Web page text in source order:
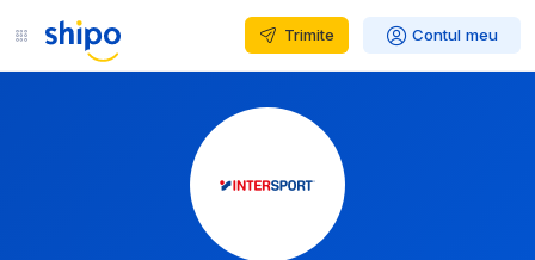
Trimite Contul meu